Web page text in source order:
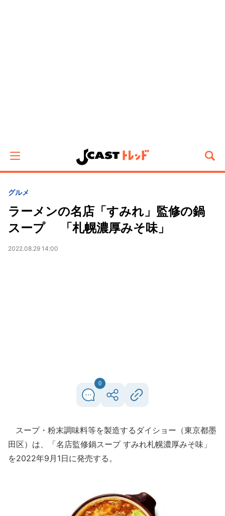
グルメ
ラーメンの名店「すみれ」監修の鍋
スープ 「札幌濃厚みそ味」
2022.08.29 14:00
0
スープ・粉末調味料等を製造するダイショー（東京都墨
田区）は、「名店監修鍋スープ すみれ札幌濃厚みそ味」
を2022年9月1日に発売する。